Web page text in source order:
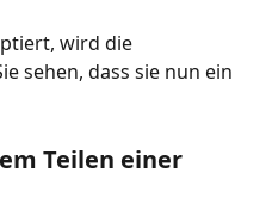
wird die
sehen, dass sie nun ein
Teilen einer